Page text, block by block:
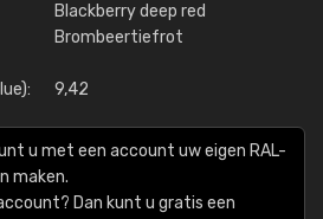
Blackberry deep red
Brombeertiefrot
9,42
u met een account uw eigen RAL-
maken.
Dan kunt u gratis een